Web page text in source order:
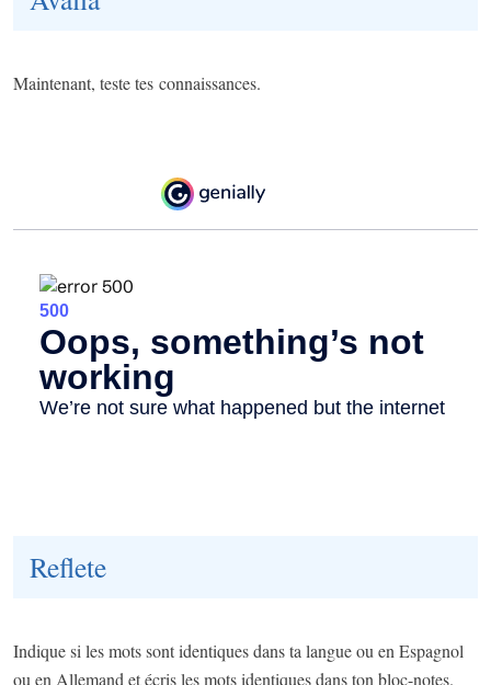
Maintenant, teste tes connaissances.
Reflete
Indique si les mots sont identiques dans ta langue ou en Espagnol
ou en Allemand et écris les mots identiques dans ton bloc-notes.